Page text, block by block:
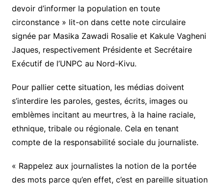
N
K
devoir d’informer la population en toute
circonstance » lit-on dans cette note circulaire
signée par Masika Zawadi Rosalie et Kakule Vagheni
Jaques, respectivement Présidente et Secrétaire
Exécutif de l’UNPC au Nord-Kivu.
Pour pallier cette situation, les médias doivent
s’interdire les paroles, gestes, écrits, images ou
emblèmes incitant au meurtres, à la haine raciale,
ethnique, tribale ou régionale. Cela en tenant
compte de la responsabilité sociale du journaliste.
« Rappelez aux journalistes la notion de la portée
des mots parce qu’en effet, c’est en pareille situation